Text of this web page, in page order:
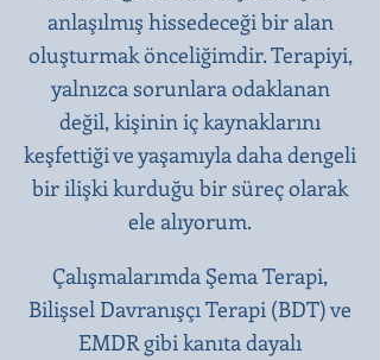
anlaşılmış hissedeceği bir alan
oluşturmak önceliğimdir. Terapiyi,
yalnızca sorunlara odaklanan
değil, kişinin iç kaynaklarını
keşfettiği ve yaşamıyla daha dengeli
bir ilişki kurduğu bir süreç olarak
ele alıyorum.
Çalışmalarımda Şema Terapi,
Bilişsel Davranışçı Terapi (BDT) ve
EMDR gibi kanıta dayalı